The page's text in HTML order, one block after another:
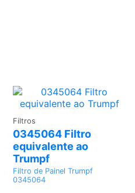
Filtros
0345064 Filtro
equivalente ao
Trumpf
Filtro de Painel Trumpf
0345064